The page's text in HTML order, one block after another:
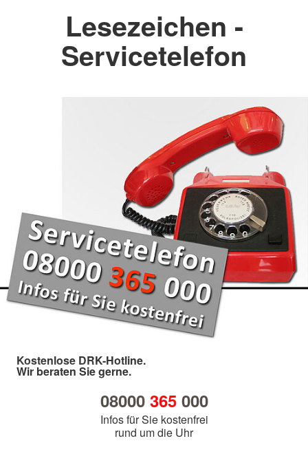
Lesezeichen -
Servicetelefon
Kostenlose DRK-Hotline.
Wir beraten Sie gerne.
08000 365000
Infos für Sie kostenfrei
rund um die Uhr